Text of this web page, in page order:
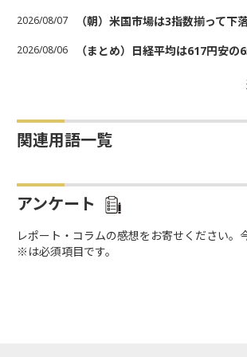
2026/08/07 （朝）米国市場は3指数揃って
2026/08/06 （まとめ）日経平均は617円安
関連用語一覧
アンケート
レポート・コラムの感想をお寄せください
※は必須項目です。